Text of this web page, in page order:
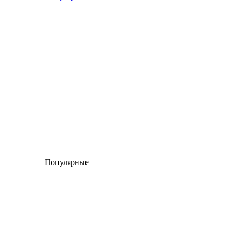
Популярные